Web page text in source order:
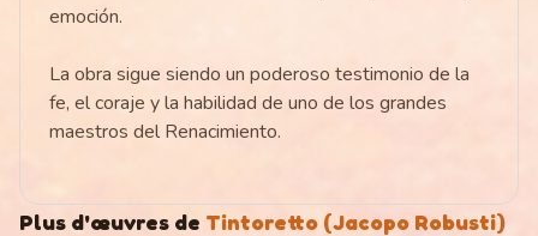
emoción.
La obra sigue siendo un poderoso testimonio de la
fe, el coraje y la habilidad de uno de los grandes
maestros del Renacimiento.
Plus d'œuvres de Tintoretto (Jacopo Robusti)